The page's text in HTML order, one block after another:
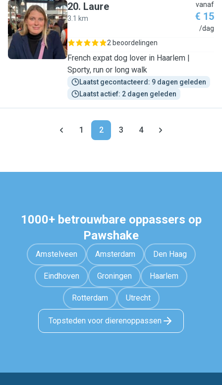
L
20. Laure
3.1 km
vanaf
€ 15
/dag
2 beoordelingen
French expat dog lover in Haarlem |
Sporty, run or long walk
Laatst gecontacteerd: 9 dagen geleden
Laatst actief: 2 dagen geleden
1 2 3 4
1000+ betrouwbare oppassers op
Pawshake
Amstelveen Amsterdam Den Haag
Eindhoven Groningen Haarlem
Rotterdam Utrecht
Topsteden voor dierenoppassen